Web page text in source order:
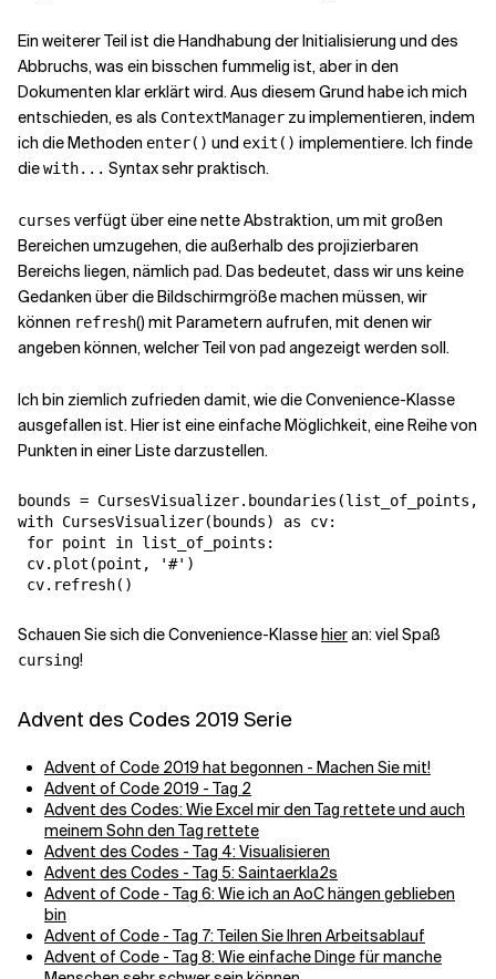
Ein weiterer Teil ist die Handhabung der Initialisierung und des
Abbruchs, was ein bisschen fummelig ist, aber in den
Dokumenten klar erklärt wird. Aus diesem Grund habe ich mich
entschieden, es als ContextManager zu implementieren, indem
ich die Methoden enter() und exit () implementiere. Ich finde
diewith... Syntax sehr praktisch.
curses verfügt über eine nette Abstraktion, um mit großen
Bereichen umzugehen, die außerhalb des projizierbaren
Bereichs liegen, nämlich pad. Das bedeutet, dass wir uns keine
Gedanken über die Bildschirmgröße machen müssen, wir
können refresh() mit Parametern aufrufen, mit denen wir
angeben können, welcher Teil von pad angezeigt werden soll.
Ich bin ziemlich zufrieden damit, wie die Convenience-Klasse
ausgefallen ist. Hier ist eine einfache Möglichkeit, eine Reihe von
Punkten in einer Liste darzustellen.
bounds = CursesVisualizer.boundaries(list_of_points,
with CursesVisualizer(bounds) as cv:
for point in list_of_points:
cv.plot(point, '#')
cv.refresh()
Schauen Sie sich die Convenience-Klassehieran: viel Spaß
cursing!
Advent des Codes 2019 Serie
Advent of Code 2019 hat begonnen - Machen Sie mit!
Advent of Code 2019 - Tag 2
Advent des Codes: Wie Excel mir den Tag rettete und auch
meinem Sohn den Tag rettete
Advent des Codes - Tag 4: Visualisieren
Advent des Codes - Tag 5: Saintaerkla2s
Advent of Code - Tag 6: Wie ich an AoC hängen geblieben
bin
Advent of Code - Tag 7: Teilen Sie Ihren Arbeitsablauf
Advent of Code - Tag 8: Wie einfache Dinge für manche